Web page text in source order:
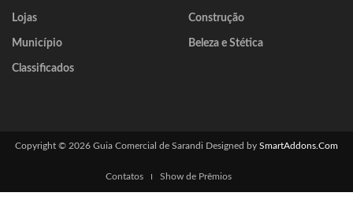
Lojas Construção
Município Beleza e Stética
Classificados
Copyright © 2026 Guia Comercial de Sarandi Designed by SmartAddons.Com
Contatos Show de Prêmios